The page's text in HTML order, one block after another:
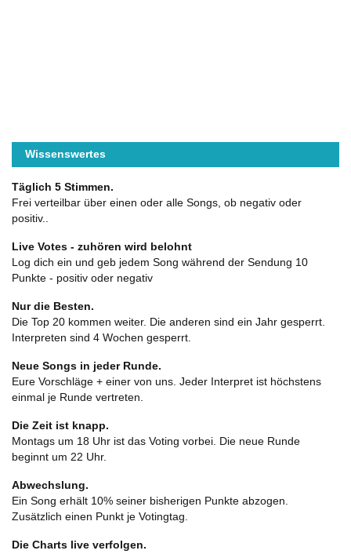
Wissenswertes
Täglich 5 Stimmen.
Frei verteilbar über einen oder alle Songs, ob negativ oder
positiv..
Live Votes - zuhören wird belohnt
Log dich ein und geb jedem Song während der Sendung 10
Punkte - positiv oder negativ
Nur die Besten.
Die Top 20 kommen weiter. Die anderen sind ein Jahr gesperrt.
Interpreten sind 4 Wochen gesperrt.
Neue Songs in jeder Runde.
Eure Vorschläge + einer von uns. Jeder Interpret ist höchstens
einmal je Runde vertreten.
Die Zeit ist knapp.
Montags um 18 Uhr ist das Voting vorbei. Die neue Runde
beginnt um 22 Uhr.
Abwechslung.
Ein Song erhält 10% seiner bisherigen Punkte abzogen.
Zusätzlich einen Punkt je Votingtag.
Die Charts live verfolgen.